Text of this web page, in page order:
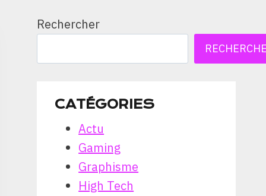
Rechercher
CATÉGORIES
Actu
Gaming
Graphisme
High Tech